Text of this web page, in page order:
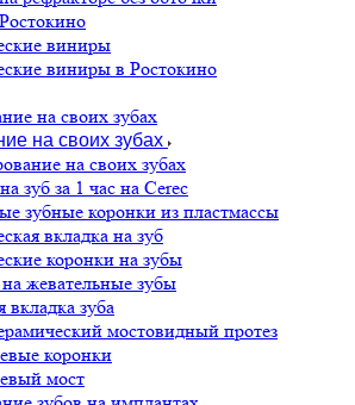
виниры
виниры в Ростокино
на своих зубах
на своих зубах
зуб за 1 час на Cerec
зубные коронки из пластмассы
вкладка на зуб
коронки на зубы
жевательные зубы
вкладка зуба
мостовидный протез
коронки
мост